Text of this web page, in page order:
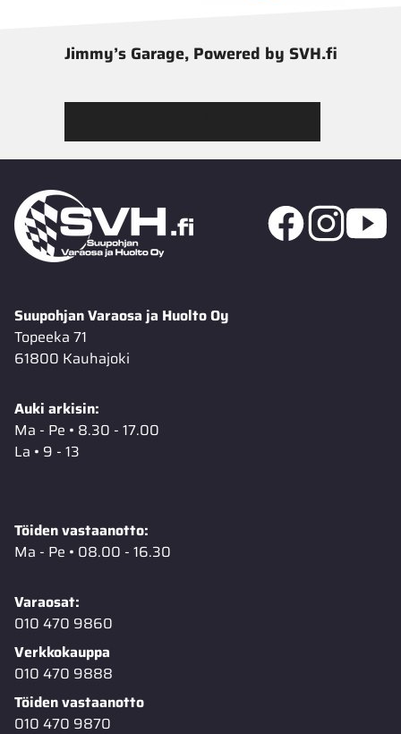
Jimmy’s Garage, Powered by SVH.fi
Suupohjan Varaosa ja Huolto Oy
Topeeka 71
61800 Kauhajoki
Auki arkisin:
Ma - Pe • 8.30 - 17.00
La • 9 - 13
Töiden vastaanotto:
Ma - Pe • 08.00 - 16.30
Varaosat:
010 470 9860
Verkkokauppa
010 470 9888
Töiden vastaanotto
010 470 9870